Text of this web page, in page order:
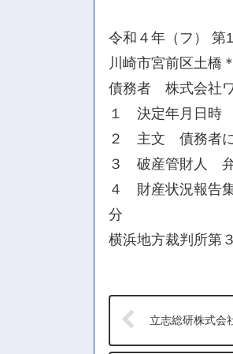
令和４年（フ） 第
川崎市宮前区土橋
債務者 株式会社
１ 決定年月日時
２ 主文 債務者に
３ 破産管財人
４ 財産状況報告
分
横浜地方裁判所第
立志総研株式会